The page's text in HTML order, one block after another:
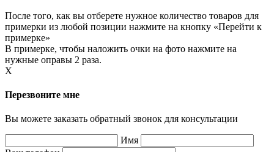
После того, как вы отберете нужное количество товаров для
примерки из любой позиции нажмите на кнопку «Перейти к
примерке»
В примерке, чтобы наложить очки на фото нажмите на
нужные оправы 2 раза.
X
Перезвоните мне
Вы можете заказать обратный звонок для консультации
Имя